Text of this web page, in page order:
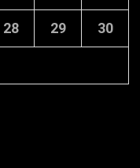
28 29 30